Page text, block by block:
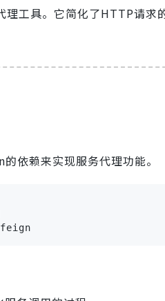
工具。它简化了HTTP请
依赖来实现服务代理功能。